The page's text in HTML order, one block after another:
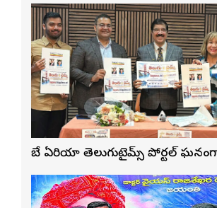
బే ఏరియా తెలుగుటైమ్స్ పోర్టల్ ఘనంగా